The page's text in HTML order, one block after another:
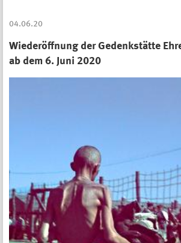
04.06.20
Wiederöffnung der Gedenkstätte
ab dem 6. Juni 2020